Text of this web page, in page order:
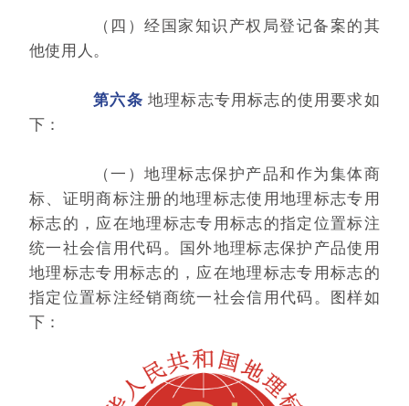
（四）经国家知识产权局登记备案的其
他使用人。
第六条 地理标志专用标志的使用要求如
下：
（一）地理标志保护产品和作为集体商
标、证明商标注册的地理标志使用地理标志专用
标志的，应在地理标志专用标志的指定位置标注
统一社会信用代码。国外地理标志保护产品使用
地理标志专用标志的，应在地理标志专用标志的
指定位置标注经销商统一社会信用代码。图样如
下：